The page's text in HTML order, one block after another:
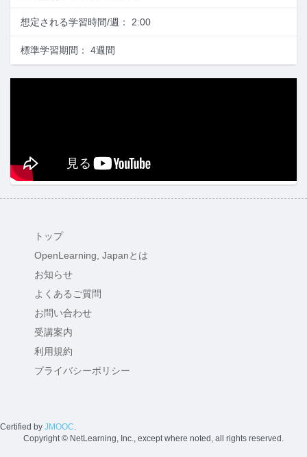
想定される学習時間/週 ： 2:00
標準学習期間 ： 4週間
トップ
OpenLearning, Japanとは
お知らせ
よくあるご質問
お問い合わせ
受講案内
利用規約
プライバシーポリシー
Certified by JMOOC.
Copyright © NetLearning, Inc., except where noted, all rights reserved.